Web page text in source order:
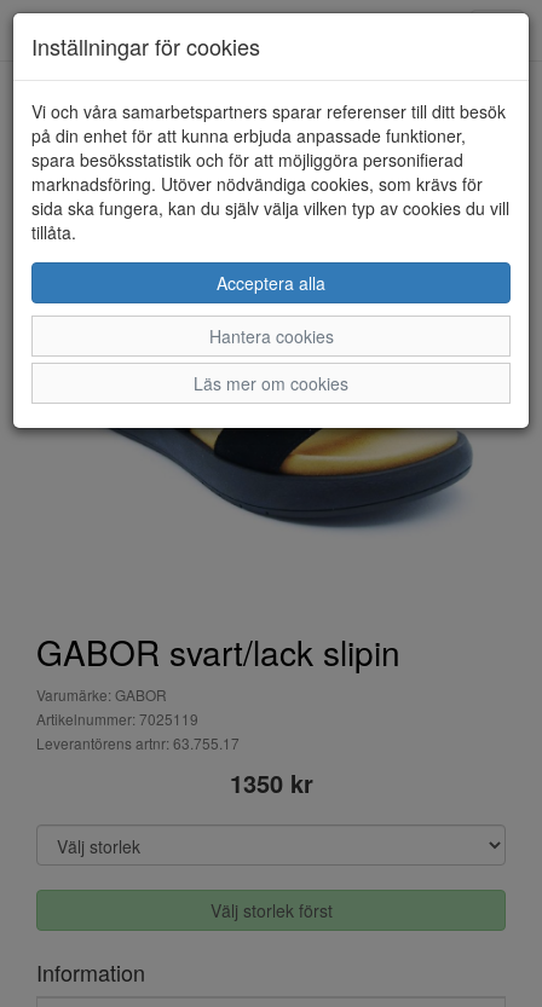
HEM GABOR
GABOR svart/lack slipin
Varumärke: GABOR
Artikelnummer: 7025119
Leverantörens artnr: 63.755.17
1350 kr
Välj storlek först
Information
Inställningar för cookies
Vi och våra samarbetspartners sparar referenser till ditt besök
på din enhet för att kunna erbjuda anpassade funktioner,
spara besöksstatistik och för att möjliggöra personifierad
marknadsföring. Utöver nödvändiga cookies, som krävs för
sida ska fungera, kan du själv välja vilken typ av cookies du vill
tillåta.
Acceptera alla
Hantera cookies
Läs mer om cookies